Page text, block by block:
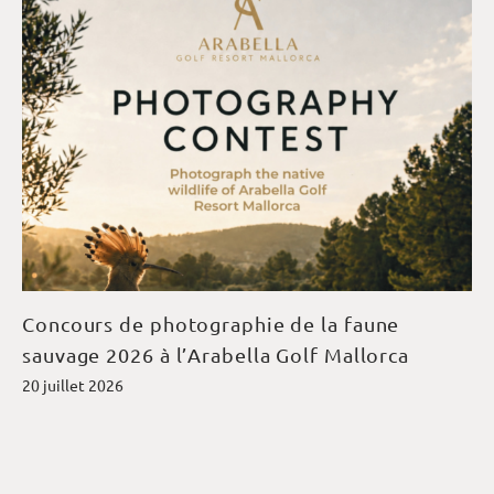
Concours de photographie de la faune
sauvage 2026 à l’Arabella Golf Mallorca
20 juillet 2026